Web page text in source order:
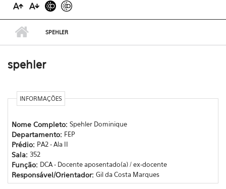
SPEHLER
spehler
INFORMAÇÕES
Nome Completo: Spehler Dominique
Departamento: FEP
Prédio: PA2 - Ala II
Sala: 352
Função: DCA - Docente aposentado(a) / ex-docente
Responsável/Orientador: Gil da Costa Marques